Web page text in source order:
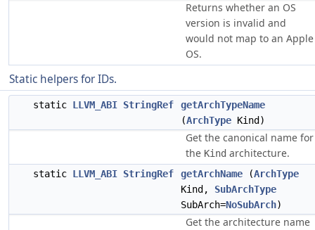
Returns whether an OS
version is invalid and
would not map to an Apple
OS.
Static helpers for IDs.
static LLVM_ABI StringRef
getArchTypeName
(ArchType Kind)
Get the canonical name for
the Kind architecture.
static LLVM_ABI StringRef getArchName (ArchType
Kind, SubArchType
SubArch=NoSubArch)
Get the architecture name